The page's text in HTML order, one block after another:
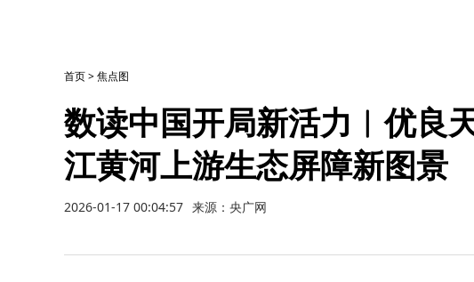
首页>焦点图
数读中国开局新活力︱优良
江黄河上游生态屏障新图景
2026-01-17 00:04:57 来源：央广网